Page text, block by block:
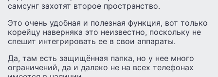
самсунг захотят второе пространство.
Это очень удобная и полезная функция, вот только
корейцу наверняка это неизвестно, поскольку не
спешит интегрировать ее в свои аппараты.
Да, там есть защищённая папка, но у нее много
ограничений, да и далеко не на всех телефонах